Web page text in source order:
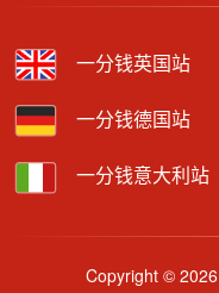
一分钱英国站
一分钱德国站
一分钱意大利站
Copyright ©